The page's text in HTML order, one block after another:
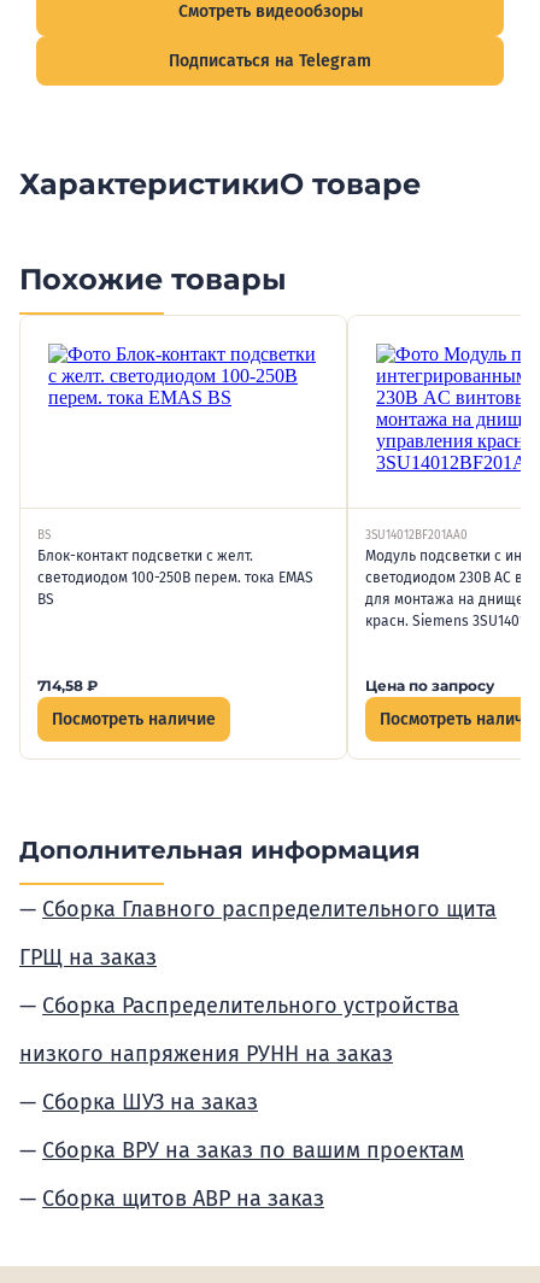
Смотреть видеообзоры
Подписаться на Telegram
ХарактеристикиО товаре
Похожие товары
BS
Блок-контакт подсветки с желт.
светодиодом 100-250В перем. тока EMAS
BS
714,58 ₽
Посмотреть наличие
3SU14012BF201AA0
Модуль подсветки с
светодиодом 230В AC
для монтажа на днище
красн. Siemens
Цена по запросу
Посмотреть
Дополнительная информация
Сборка Главного распределительного щита
ГРЩ на заказ
Сборка Распределительного устройства
низкого напряжения РУНН на заказ
Сборка ШУЗ на заказ
Сборка ВРУ на заказ по вашим проектам
Сборка щитов АВР на заказ